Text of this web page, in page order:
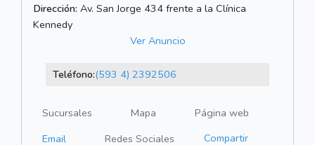
Dirección: Av. San Jorge 434 frente a la Clínica
Kennedy
Ver Anuncio
Teléfono:(593 4) 2392506
Sucursales Mapa
Página web
Email
Redes Sociales Compartir